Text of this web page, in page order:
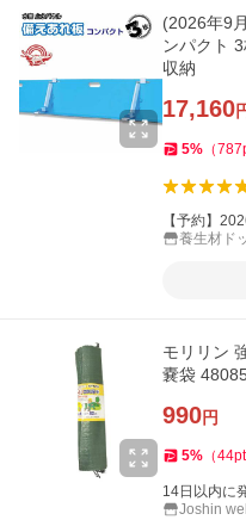
(2026年9
ンパクト
収納
17,160
5% （787
【予約】
養生材ド
モリリン
嚢袋
990円
5% （44pt
14日以内に
Joshin